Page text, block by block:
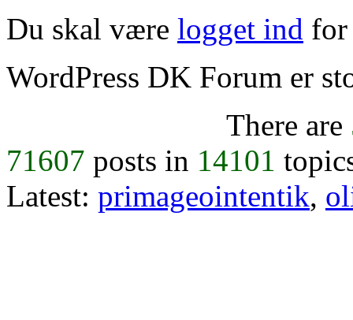
Du skal være logget ind for
WordPress DK Forum er
There are
71607 posts in 14101
Latest: primageointentik,